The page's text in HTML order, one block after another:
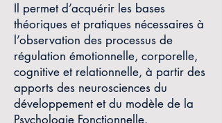
Il permet d’acquérir les bases
théoriques et pratiques nécessaires à
l’observation des processus de
régulation émotionnelle, corporelle,
cognitive et relationnelle, à partir des
apports des neurosciences du
développement et du modèle de la
Psychologie Fonctionnelle.